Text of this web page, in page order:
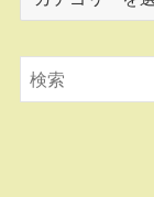
リ
ー